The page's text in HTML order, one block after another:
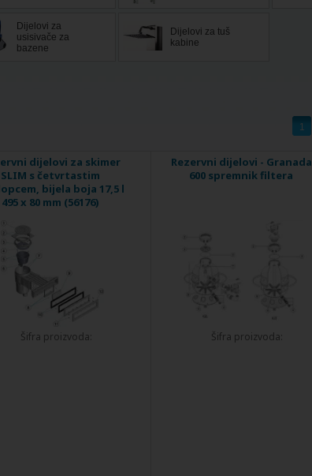
Dijelovi za
usisivače za
bazene
Dijelovi za tuš
kabine
1
dijelovi za skimer
SLIM s četvrtastim
bijela boja 17,5 l
495 x 80 mm (56176)
Šifra proizvoda:
Rezervni dijelovi - Granada
600 spremnik filtera
Šifra proizvoda: